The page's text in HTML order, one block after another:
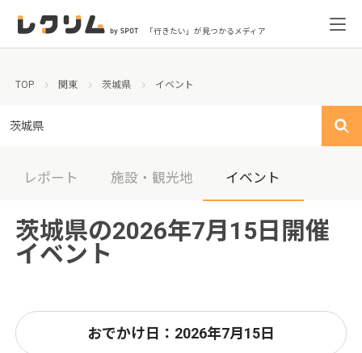
「行きたい」が見つかるメディア
TOP 関東 茨城県 イベント
茨城県
レポート 施設・観光地 イベント
茨城県の2026年7月15日開催
イベント
おでかけ日：2026年7月15日